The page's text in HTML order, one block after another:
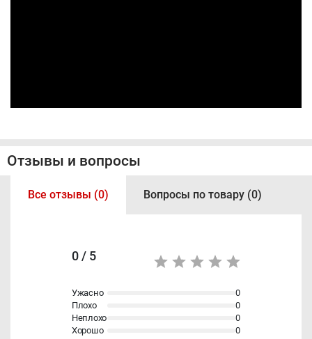
Отзывы и вопросы
Все отзывы (0) Вопросы по товару (0)
0 / 5
Ужасно
0
Плохо
0
Неплохо
0
Хорошо
0